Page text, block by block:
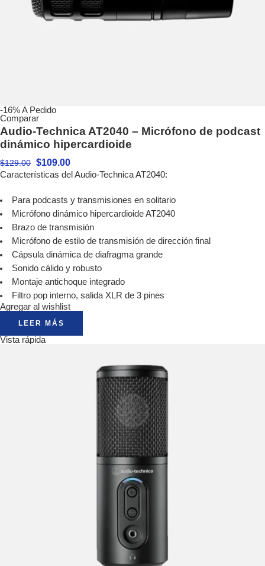
-16%A Pedido
Comparar
Audio-Technica AT2040 – Micrófono de podcast
dinámico hipercardioide
$129.00 $109.00
Características del Audio-Technica AT2040:
Para podcasts y transmisiones en solitario
Micrófono dinámico hipercardioide AT2040
Brazo de transmisión
Micrófono de estilo de transmisión de dirección final
Cápsula dinámica de diafragma grande
Sonido cálido y robusto
Montaje antichoque integrado
Filtro pop interno, salida XLR de 3 pines
Agregar al wishlist
LEER MÁS
Vista rápida